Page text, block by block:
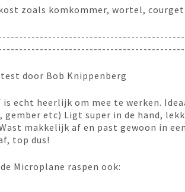
zoals komkommer, wortel,
door Bob Knippenberg
is echt heerlijk om mee te werken.
etc) Ligt super in de hand,
makkelijk af en past gewoon in
top dus!
Microplane raspen ook: